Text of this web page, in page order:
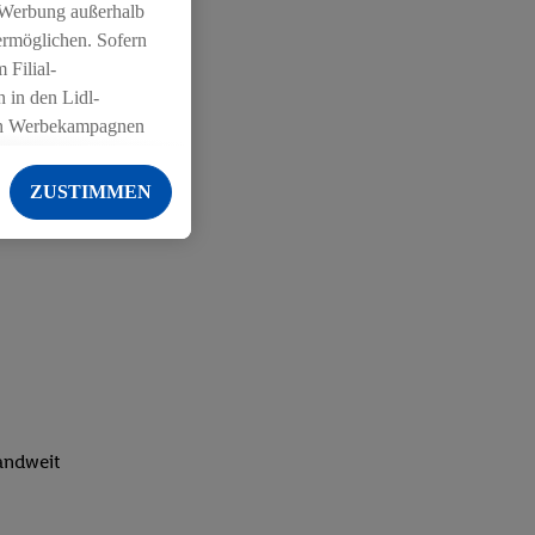
außerhalb
Sofern
Filial-
in den Lidl-
Diensten
der Lidl-Dienste,
Geschlecht -
Zielgruppen
in Ihr
daraus eine
ZUSTIMMEN